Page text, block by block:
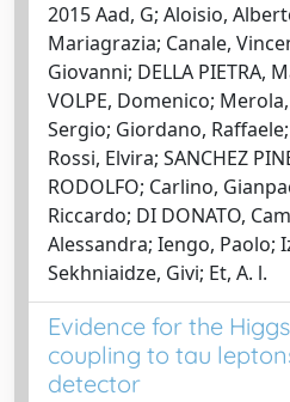
2015 Aad, G; Aloisio,
Mariagrazia; Canale,
Giovanni; DELLA PIETRA,
VOLPE, Domenico;
Sergio; Giordano,
Rossi, Elvira; SANCHEZ
RODOLFO; Carlino,
Riccardo; DI DONATO,
Alessandra; Iengo, Paolo;
Sekhniaidze, Givi; Et, A. l.
Evidence for the
coupling to tau
detector